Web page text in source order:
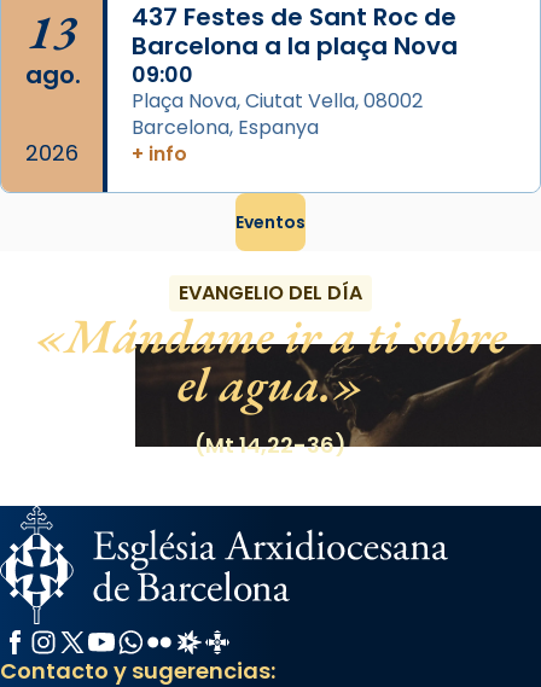
13
ago.
2026
437 Festes de Sant Roc de
Barcelona a la plaça Nova
09:00
Plaça Nova, Ciutat Vella, 08002
Barcelona, Espanya
+ info
Eventos
EVANGELIO DEL DÍA
Mándame ir a ti sobre
el agua.
(Mt 14,22-36)
Facebook
Instagram
X / Twitter
YouTube
WhatsApp
FlickrRadio Estel
Catalunya Cristiana
Contacto y sugerencias: